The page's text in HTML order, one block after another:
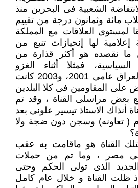
الشعبية فى البحرين منذ
الإنقلاب مائة وثمانون درجة من تقييم
لمستوى العلاقات مع المملكة
لها إنحيازات تنبع من
ما نقصده هو أكثر قذارة من
السياسية، فمثلا أثناء الغزو
الأميركى لأفغانستان والعراق عامى 2001، و2003 كانت
على المقاومين فى كلا البلدين
بعض مراسلى القناة ، وقد تم
أنذاك الاستاذ تيسير علونى بعد
( تعاونه) وسجن دون ضجة ولا
القناة هو ماقامت به عقب
عام 2012 فى مصر ، وما تم من حملات
الذى تولى الحكم وحتى
عام 2013 ، إذ ظلت القناة و خلال عام كامل